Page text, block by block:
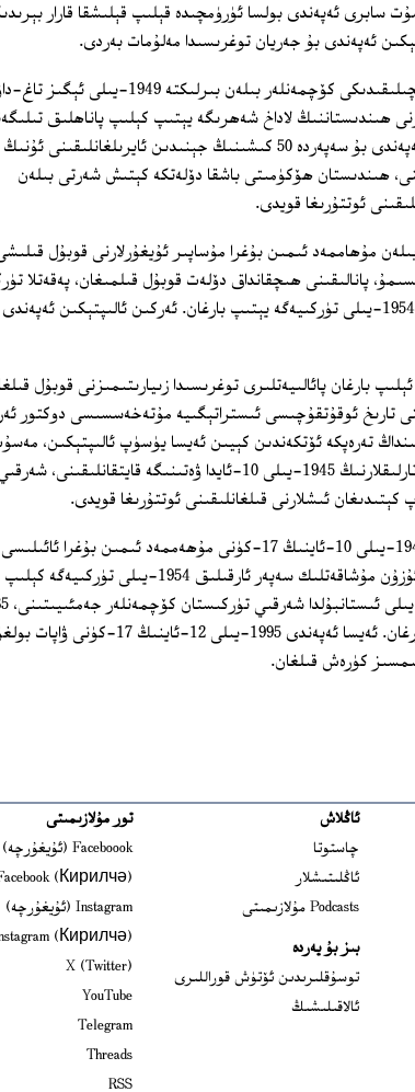
سابرى ئەپەندى بولسا ئۈرۈمچىدە قېلىپ قېلىشقا قارار
ئەپەندى بۇ جەريان توغرىسىدا مەلۇمات بەردى.
دادىسى ئەيسا يۈسۈپ ئالىپتېكىن باشچىلىقىدىكى كۆچمەنلەر بىلەن بىرلىكتە
1949-يىلى 12-ئاينىڭ 20-كۈنى ھىندىستاننىڭ لاداخ شەھرىگە يېتىپ كېلىپ پاناھلىق
ئوتتۇرىغا قويغان ئەركىن ئالپتېكىن ئەپەندى بۇ سەپەردە 50 كىشىنىڭ جېنىدىن
ھىندىستان ھۆكۈمىتى باشقا دۆلەتكە كېتىش شەرتى بىلەن
ئوتتۇرىغا قويدى.
مۇھاممەد ئىمىن بۇغرا مۇساپىر ئۇيغۇرلارنى قوبۇل
پانالىقىنى ھىچقانداق دۆلەت قوبۇل قىلمىغان، پەقەتلا
1852 كۆچمەننى قوبۇل قىلغان. ئۇلار 1954-يىلى تۈركىيەگە يېتىپ بارغان. ئەركىن ئالىپتېكىن
بارغان پائالىيەتلىرى توغرىسىدا زىيارىتىمىزنى قوبۇل
تارىخ ئوقۇتقۇچىسى ئىستراتېگىيە مۇتەخەسسىسى دوكتور
تەرەپكە ئۆتكەندىن كېيىن ئەيسا يۈسۈپ ئالىپتېكىن،
ئەپەندى ۋە مۇھاممەد ئىمىن بۇغرا قاتارلىقلارنىڭ 1945-يىلى 10-ئايدا ۋەتىنىگە قايتقانلىقىنى،
ئىشلارنى قىلغانلىقىنى ئوتتۇرىغا قويدى.
ئەيسا يۈسۈپ ئالىپتېكىن ئائىلىسى 1949-يىلى 10-ئاينىڭ 17-كۈنى مۇھەممەد ئىمىن بۇغرا
بىرلىكتە ئۈرۈمچىدىن يولغا چىقىپ، ئۇزۇن مۇشاقەتلىك سەپەر ئارقىلىق 1954-يىلى تۈركىيەگە كېلىپ
يىلى شەرقىي تۈركىستان ۋەخپىنى قۇرغان. ئەيسا ئەپەندى 1995-يىلى 12-ئاينىڭ
كۈرەش قىلغان.
ئاڭلاش
چاستوتا
ئاڭلىتىشلار
Podcasts مۇلازىمىتى
بىز بۇ يەردە
توسۇقلىرىدىن ئۆتۈش قوراللىرى Opens in new window
ئالاقىلىشىڭ
تور مۇلازىمىتى
Faceboook (ئۇيغۇرچە)
(Кирилчә)
Instagram (ئۇيغۇرچە)
(Кирилчә)
X (Twitter)
new window
YouTube
in new window
Telegram
in new window
Threads
in new window
RSS